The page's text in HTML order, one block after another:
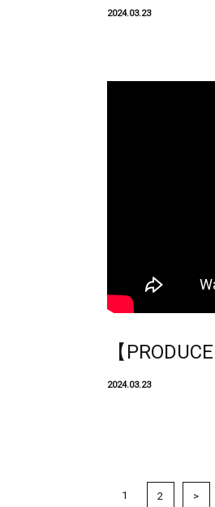
2024.03.23
【
2024.03.23
1 2 >